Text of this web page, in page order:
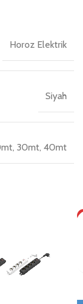
Horoz Elektrik
Siyah
30mt, 40mt